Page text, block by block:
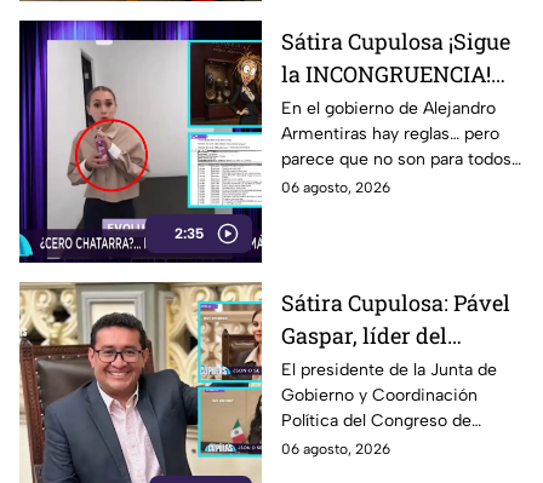
2:35
Sátira Cupulosa ¡Sigue
la INCONGRUENCIA!
Gobierno de
Armentiras promovía
comida saludable, pero
facturas exhiben
PÚBLICO
En el gobierno de Alejandro
Armentiras hay reglas… pero
parece que no son para todos.
Mientras desde el poder se
se trata de funcionarios del
gabinete, las papitas, los
dulces y la maruchan también
pueden entrar… y todo con
cargo al dinero de los
poblanos.
06 agosto, 2026
Sátira Cupulosa: Pável
Gaspar, líder del
Congreso de Puebla,
evita SANCIONAR a
Salvatori y Palomares
tras polémica; deja todo
El presidente de la Junta de
Gobierno y Coordinación
Política del Congreso de
Puebla, Pável Gaspar, se
06 agosto, 2026